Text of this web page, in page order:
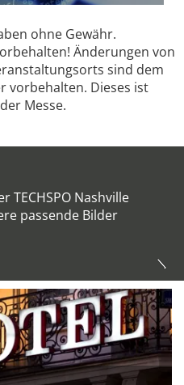
ohne Gewähr.
Änderungen von
sind dem
vorbehalten. Dieses ist
Messe.
TECHSPO Nashville
passende Bilder